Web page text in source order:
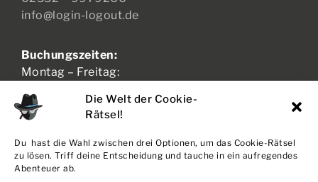
Die Welt der Cookie-
Rätsel!
Du hast die Wahl zwischen drei Optionen, um das Cookie-Rätsel
zu lösen. Triff deine Entscheidung und tauche in ein aufregendes
Abenteuer ab.
17:00 – 21:00 Uhr
Samstag – Sonntag:
11:00 – 21:00 Uhr
AGB + WIDERRUF
DATENSCHUTZ